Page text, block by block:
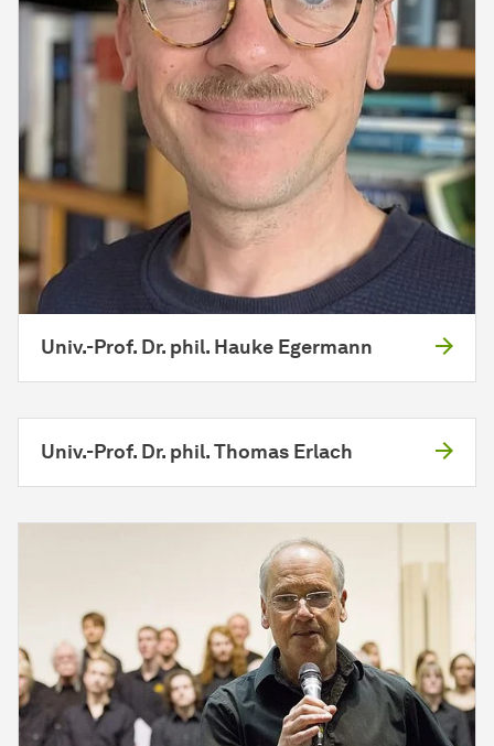
Univ.-Prof. Dr. phil. Hauke Egermann
Univ.-Prof. Dr. phil. Thomas Erlach